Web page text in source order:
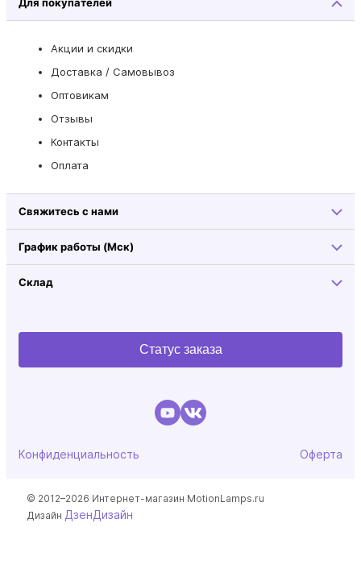
Акции и скидки
Доставка / Самовывоз
Оптовикам
Отзывы
Контакты
Оплата
Свяжитесь с нами
График работы (Мск)
Склад
Статус заказа
Конфиденциальность Оферта
© 2012–2026 Интернет-магазин MotionLamps.ru
ДизайнДзенДизайн